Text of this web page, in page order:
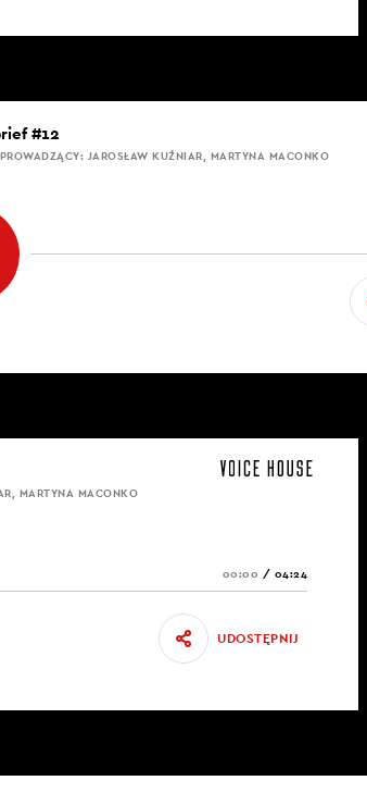
#12
PROWADZĄCY: JAROSŁAW KUŹNIAR, MARTYNA MACONKO
MARTYNA MACONKO
00:00 / 04:24
UDOSTĘPNIJ